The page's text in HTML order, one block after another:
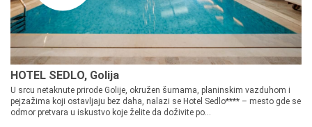
HOTEL SEDLO, Golija
U srcu netaknute prirode Golije, okružen šumama, planinskim vazduhom i
pejzažima koji ostavljaju bez daha, nalazi se Hotel Sedlo**** – mesto gde se
odmor pretvara u iskustvo koje želite da doživite po...